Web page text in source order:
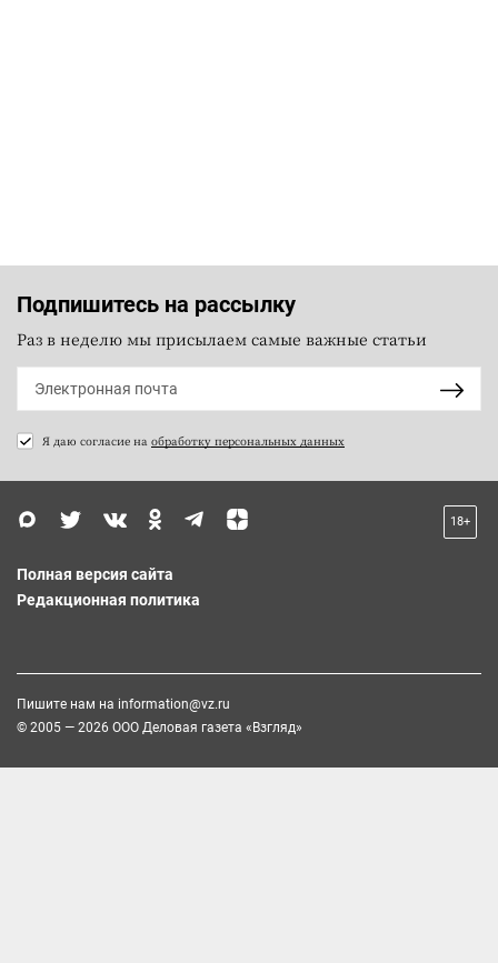
Подпишитесь на рассылку
Раз в неделю мы присылаем самые важные статьи
Я даю согласие на обработку персональных данных
18+
Полная версия сайта
Редакционная политика
Пишите нам на information@vz.ru
© 2005 — 2026 ООО Деловая газета «Взгляд»